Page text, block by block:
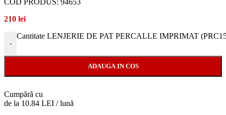
210 lei
-
Cantitate LENJERIE DE PAT PERCALLE IMPRIMAT
ADAUGA IN COS
Cumpără cu
de la 10.84 LEI / lună